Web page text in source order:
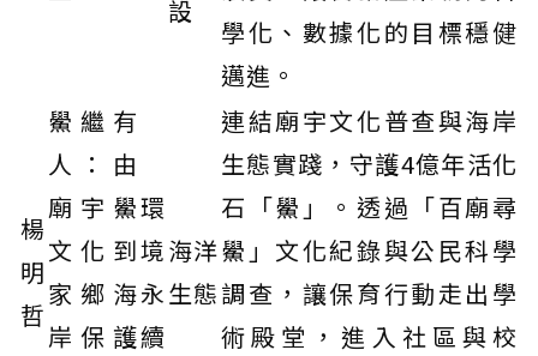
設
學化、數據化的目標穩健
邁進。
楊
明
哲
鱟繼有
人：由
廟宇鱟
文化到
家鄉海
岸保護
環
境
永
續
海洋
生態
連結廟宇文化普查與海岸
生態實踐，守護4億年活化
石「鱟」。透過「百廟尋
鱟」文化紀錄與公民科學
調查，讓保育行動走出學
術殿堂，進入社區與校